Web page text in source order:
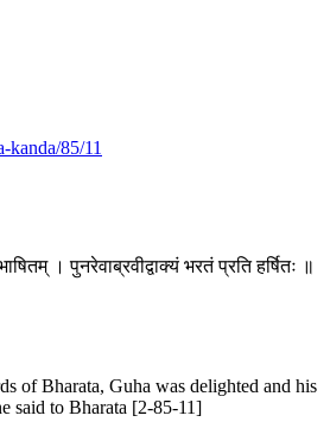
kanda/85/11
। पुनरेवाब्रवीद्वाक्यं भरतं प्रति हर्षितः ॥
of Bharata, Guha was delighted and his
said to Bharata [2-85-11]